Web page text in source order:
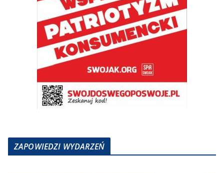
ZAPOWIEDZI WYDARZEŃ